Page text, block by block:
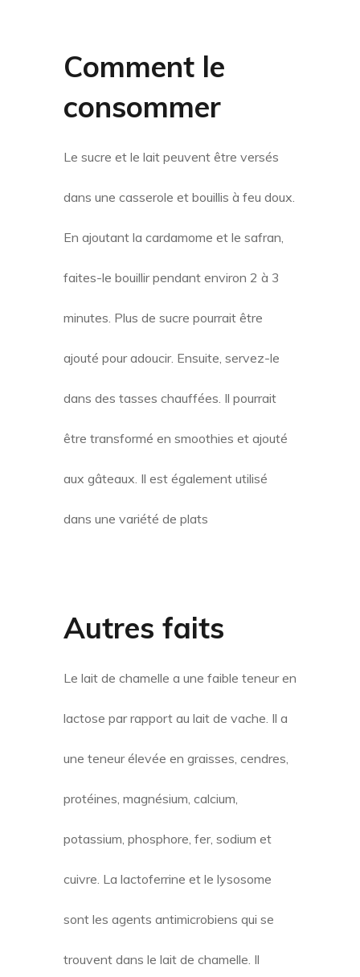
Comment le
consommer
Le sucre et le lait peuvent être versés
dans une casserole et bouillis à feu doux.
En ajoutant la cardamome et le safran,
faites-le bouillir pendant environ 2 à 3
minutes. Plus de sucre pourrait être
ajouté pour adoucir. Ensuite, servez-le
dans des tasses chauffées. Il pourrait
être transformé en smoothies et ajouté
aux gâteaux. Il est également utilisé
dans une variété de plats
Autres faits
Le lait de chamelle a une faible teneur en
lactose par rapport au lait de vache. Il a
une teneur élevée en graisses, cendres,
protéines, magnésium, calcium,
potassium, phosphore, fer, sodium et
cuivre. La lactoferrine et le lysosome
sont les agents antimicrobiens qui se
trouvent dans le lait de chamelle. Il